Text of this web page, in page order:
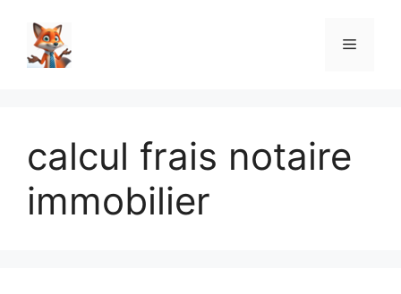
contenu
Menu
calcul frais notaire
immobilier